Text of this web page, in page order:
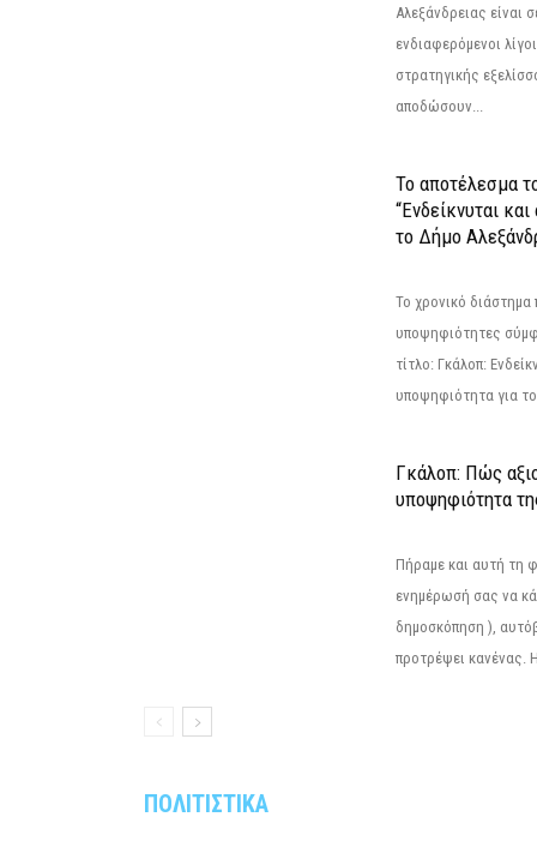
Αλεξάνδρειας είναι
ενδιαφερόμενοι
στρατηγικής
αποδώσουν...
Το αποτέλεσμα
“Ενδείκνυται
το Δήμο
Το χρονικό διάστημα
υποψηφιότητες
τίτλο: Γκάλοπ:
υποψηφιότητα για
Γκάλοπ: Πώς
υποψηφιότητα
Πήραμε και αυτή τη
ενημέρωσή σας να
δημοσκόπηση ),
προτρέψει κανένας.
ΠΟΛΙΤΙΣΤΙΚΑ